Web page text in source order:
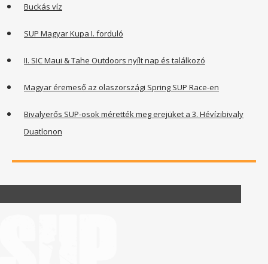
Buckás víz
SUP Magyar Kupa I. forduló
II. SIC Maui & Tahe Outdoors nyílt nap és találkozó
Magyar éremeső az olaszországi Spring SUP Race-en
Bivalyerős SUP-osok mérették meg erejüket a 3. Hévízibivaly
Duatlonon